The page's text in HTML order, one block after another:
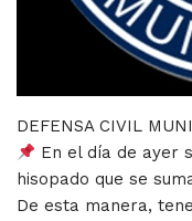
DEFENSA CIVIL
En el día de ayer
hisopado que se
De esta manera,